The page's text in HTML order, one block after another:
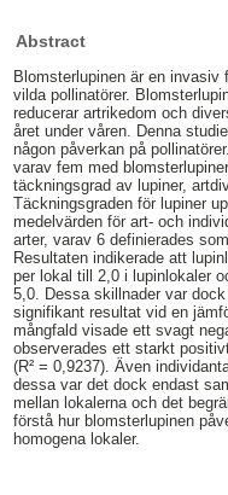
Abstract
Blomsterlupinen är en
vilda pollinatörer.
reducerar artrikedom och
året under våren. Denna
någon påverkan på
varav fem med
täckningsgrad av lupiner,
Täckningsgraden för lupiner
medelvärden för art- och
arter, varav 6 definierades
Resultaten indikerade att
per lokal till 2,0 i lupinlokaler
5,0. Dessa skillnader var
signifikant resultat vid en
mångfald visade ett svagt
observerades ett starkt
(R² = 0,9237). Även
dessa var det dock endast
mellan lokalerna och det
förstå hur blomsterlupinen
homogena lokaler.